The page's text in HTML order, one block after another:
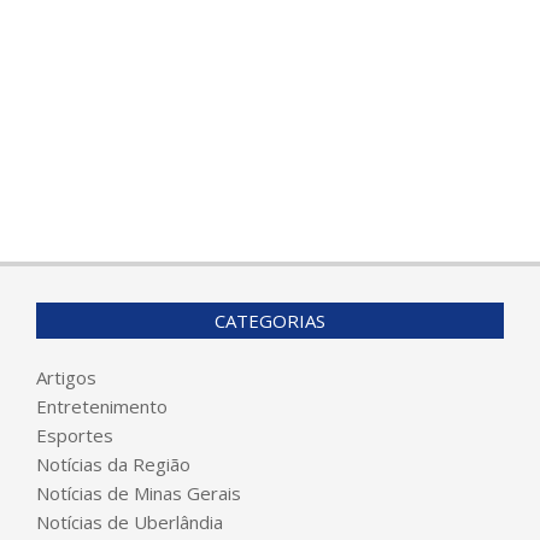
CATEGORIAS
Artigos
Entretenimento
Esportes
Notícias da Região
Notícias de Minas Gerais
Notícias de Uberlândia